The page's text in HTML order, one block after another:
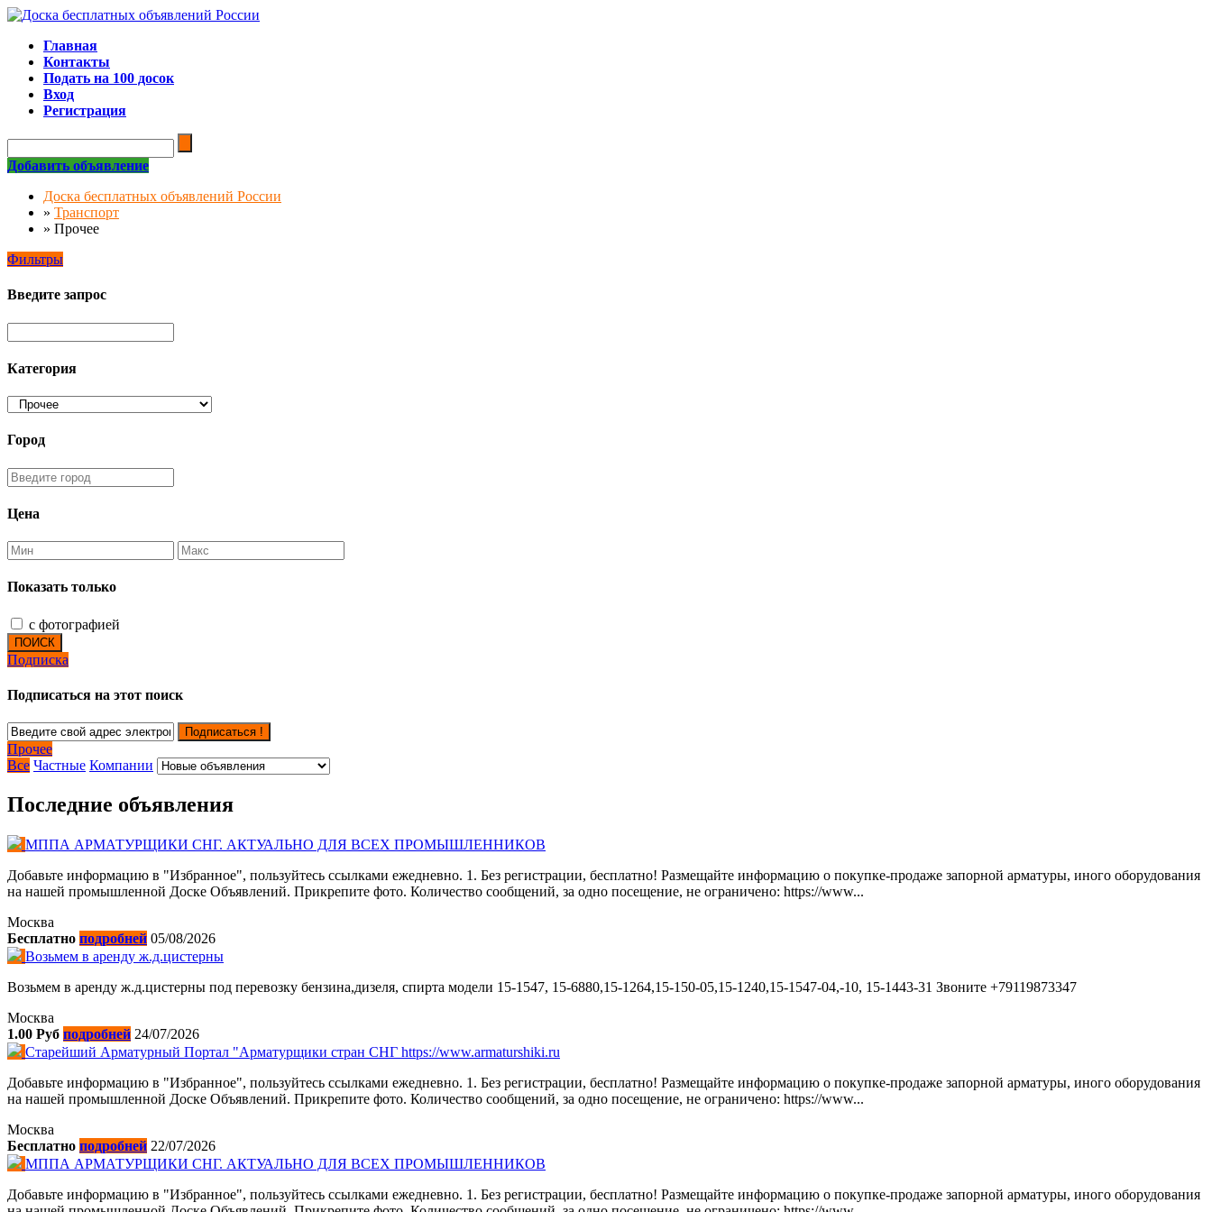
Главная
Контакты
Подать на 100 досок
Вход
Регистрация
Добавить объявление
Доска бесплатных объявлений России
» Транспорт
» Прочее
Фильтры
Введите запрос
Категория
Город
Цена
Показать только
с фотографией
ПОИСК
Подписка
Подписаться на этот поиск
Подписаться !
Прочее
Все Частные Компании
Последние объявления
МППА АРМАТУРЩИКИ СНГ. АКТУАЛЬНО ДЛЯ ВСЕХ ПРОМЫШЛЕННИКОВ
Добавьте информацию в "Избранное", пользуйтесь ссылками ежедневно. 1. Без регистрации, бесплатно! Размещайте информацию о покупке-продаже запорной арматуры, иного оборудования
на нашей промышленной Доске Объявлений. Прикрепите фото. Количество сообщений, за одно посещение, не ограничено: https://www...
Москва
Бесплатно подробней 05/08/2026
Возьмем в аренду ж.д.цистерны
Возьмем в аренду ж.д.цистерны под перевозку бензина,дизеля, спирта модели 15-1547, 15-6880,15-1264,15-150-05,15-1240,15-1547-04,-10, 15-1443-31 Звоните +79119873347
Москва
1.00 Руб подробней 24/07/2026
Старейший Арматурный Портал "Арматурщики стран СНГ https://www.armaturshiki.ru
Добавьте информацию в "Избранное", пользуйтесь ссылками ежедневно. 1. Без регистрации, бесплатно! Размещайте информацию о покупке-продаже запорной арматуры, иного оборудования
на нашей промышленной Доске Объявлений. Прикрепите фото. Количество сообщений, за одно посещение, не ограничено: https://www...
Москва
Бесплатно подробней 22/07/2026
МППА АРМАТУРЩИКИ СНГ. АКТУАЛЬНО ДЛЯ ВСЕХ ПРОМЫШЛЕННИКОВ
Добавьте информацию в "Избранное", пользуйтесь ссылками ежедневно. 1. Без регистрации, бесплатно! Размещайте информацию о покупке-продаже запорной арматуры, иного оборудования